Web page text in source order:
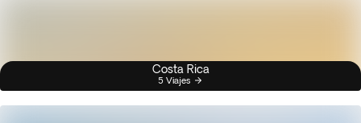
Costa Rica
5 Viajes